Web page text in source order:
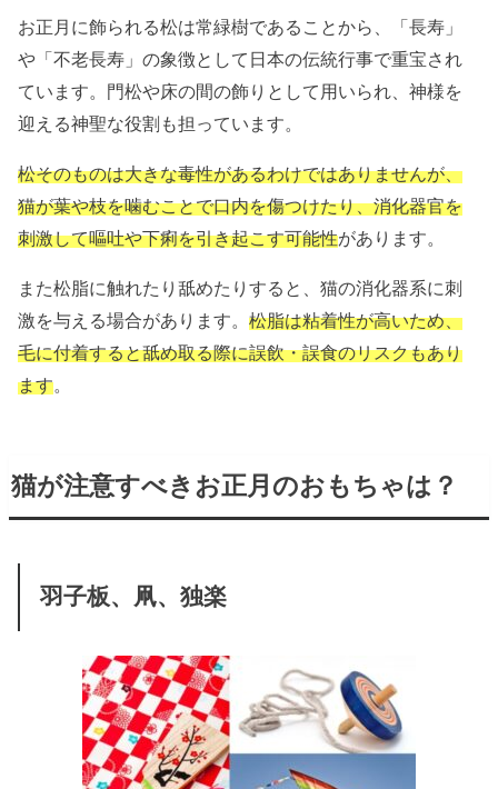
お正月に飾られる松は常緑樹であることから、「長寿」
や「不老長寿」の象徴として日本の伝統行事で重宝され
ています。門松や床の間の飾りとして用いられ、神様を
迎える神聖な役割も担っています。
松そのものは大きな毒性があるわけではありませんが、
猫が葉や枝を噛むことで口内を傷つけたり、消化器官を
刺激して嘔吐や下痢を引き起こす可能性があります。
また松脂に触れたり舐めたりすると、猫の消化器系に刺
激を与える場合があります。松脂は粘着性が高いため、
毛に付着すると舐め取る際に誤飲・誤食のリスクもあり
ます。
猫が注意すべきお正月のおもちゃは？
羽子板、凧、独楽